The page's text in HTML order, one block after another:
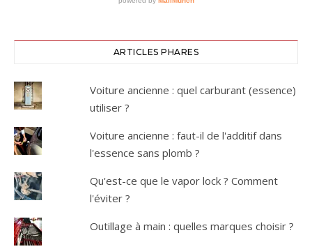
ARTICLES PHARES
Voiture ancienne : quel carburant (essence)
utiliser ?
Voiture ancienne : faut-il de l'additif dans
l'essence sans plomb ?
Qu'est-ce que le vapor lock ? Comment
l'éviter ?
Outillage à main : quelles marques choisir ?